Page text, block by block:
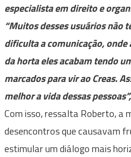
especialista em direito e
“Muitos desses usuários não
dificulta a comunicação,
da horta eles acabam tendo
marcados para vir ao Creas.
melhor a vida dessas pessoas”,
Com isso, ressalta Roberto, a
desencontros que causavam
estimular um diálogo mais